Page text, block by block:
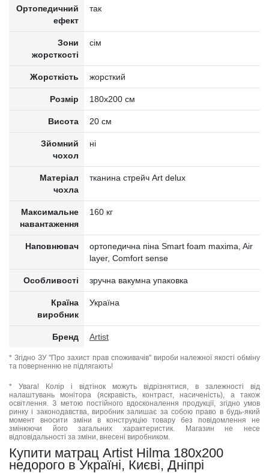
Ортопедичний
ефект
так
Зони
жорсткості
сім
Жорсткість жорсткий
Розмір 180x200 см
Висота 20 см
Зйомний
чохол
ні
Матеріал
чохла
тканина стрейч Art delux
Максимальне
навантаження
160 кг
Наповнювач
ортопедична піна Smart foam maxima, Air
layer, Comfort sense
Особливості зручна вакумна упаковка
Країна
виробник
Україна
Бренд Artist
* Згідно ЗУ "Про захист прав споживачів" вироби належної якості обміну
та поверненню не підлягають!
* Увага! Колір і відтінок можуть відрізнятися, в залежності від
налаштувань монітора (яскравість, контраст, насиченість), а також
освітлення. З метою постійного вдосконалення продукції, згідно умов
ринку і законодавства, виробник залишає за собою право в будь-який
момент вносити зміни в конструкцію товару без повідомлення не
змінюючи його загальних характеристик. Магазин не несе
відповідальності за зміни, внесені виробником.
Купити матрац Artist Hilma 180x200
недорого в Україні, Києві, Дніпрі